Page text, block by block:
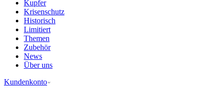
Kupfer
Krisenschutz
Historisch
Limitiert
Themen
Zubehör
News
Über uns
Kundenkonto